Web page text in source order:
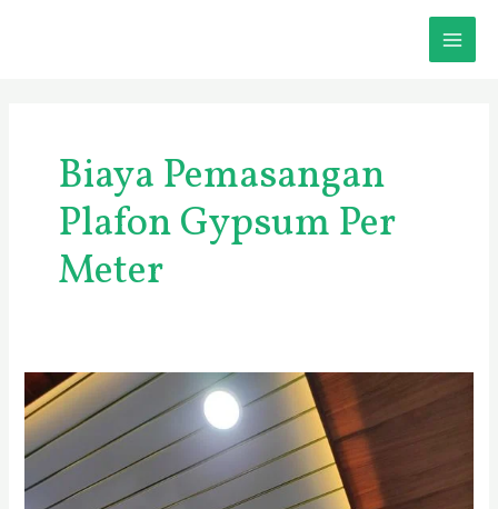
Biaya Pemasangan
Plafon Gypsum Per
Meter
Jasa
Pemasangan
Plafon
PVC
Sidoarjo